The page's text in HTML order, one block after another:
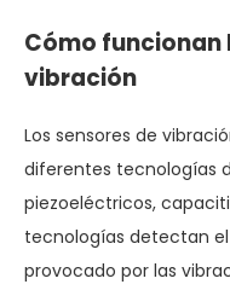
Cómo funcionan
vibración
Los sensores de
diferentes tecnologías
piezoeléctricos,
tecnologías detectan
provocado por las